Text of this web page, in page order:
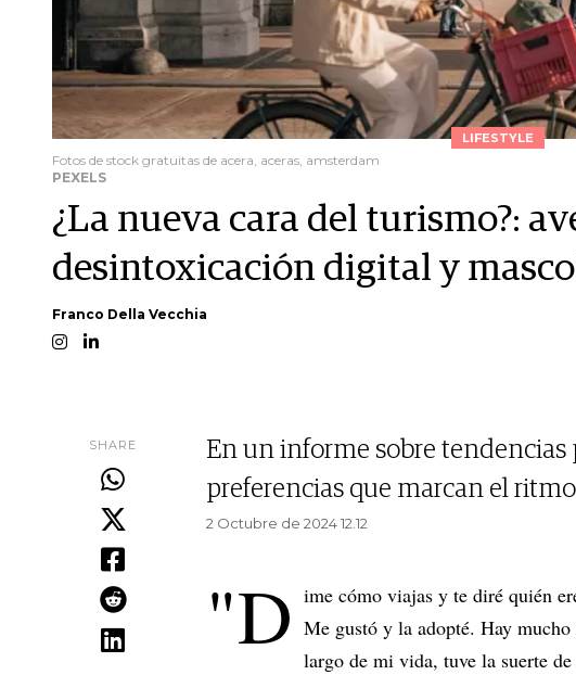
LIFESTYLE
Fotos de stock gratuitas de acera, aceras, amsterdam
PEXELS
¿La nueva cara del turismo?:
desintoxicación digital y
Franco Della Vecchia
SHARE
En un informe sobre tendencias
preferencias que marcan el
2 Octubre de 2024 12.12
"D ime cómo viajas y te diré quién
Me gustó y la adopté. Hay
largo de mi vida, tuve la suerte